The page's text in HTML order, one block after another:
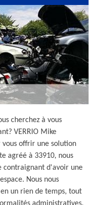
cherchez à vous
VERRIO Mike
offrir une solution
agréé à 33910, nous
contraignant d'avoir une
Nous nous
un rien de temps, tout